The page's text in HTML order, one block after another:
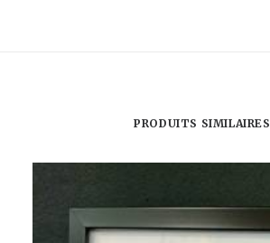
PRODUITS SIMILAIRES